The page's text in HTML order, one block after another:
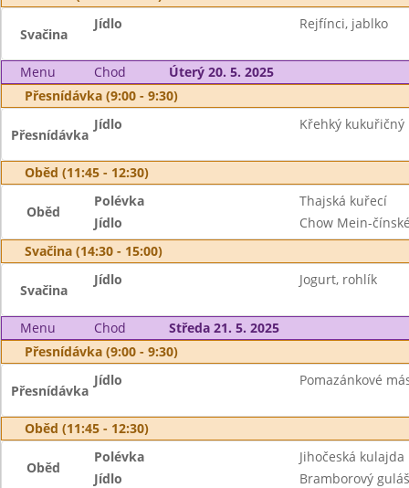
Svačina
Jídlo Rejfínci, jablko
Menu Chod
Úterý 20. 5. 2025
Přesnídávka (9:00 - 9:30)
Přesnídávka
Jídlo Křehký kukuřičný
Oběd (11:45 - 12:30)
Oběd
Polévka
Thajská kuřecí
Jídlo
Chow Mein-
Svačina (14:30 - 15:00)
Svačina
Jídlo Jogurt, rohlík
Menu Chod
Středa 21. 5. 2025
Přesnídávka (9:00 - 9:30)
Přesnídávka
Jídlo Pomazánkové
Oběd (11:45 - 12:30)
Oběd
Polévka
Jihočeská kulajda
Jídlo
Bramborový